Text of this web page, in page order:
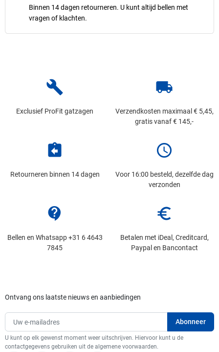
Binnen 14 dagen retourneren. U kunt altijd bellen met
vragen of klachten.
build
Exclusief ProFit gatzagen
local_shipping
Verzendkosten maximaal € 5,45,
gratis vanaf € 145,-
assignment_return
Retourneren binnen 14 dagen
schedule
Voor 16:00 besteld, dezelfde dag
verzonden
contact_support
Bellen en Whatsapp +31 6 4643
7845
euro_symbol
Betalen met iDeal, Creditcard,
Paypal en Bancontact
Ontvang ons laatste nieuws en aanbiedingen
U kunt op elk gewenst moment weer uitschrijven. Hiervoor kunt u de
contactgegevens gebruiken uit de algemene voorwaarden.